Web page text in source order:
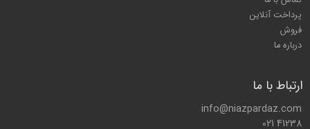
پرداخت آنلاین
فروش
درباره ما
ارتباط با ما
info@niazpardaz.com
021 41238